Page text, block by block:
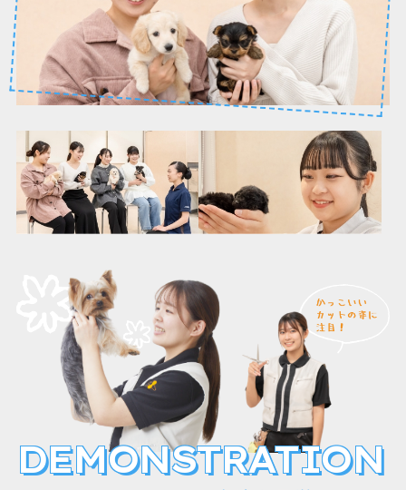
DEMONSTRATION